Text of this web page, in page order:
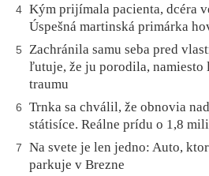
4 Kým prijímala pacienta, dcéra
Úspešná martinská primárka
5
Zachránila samu seba pred
ľutuje, že ju porodila, namiesto
traumu
6
Trnka sa chválil, že obnovia
státisíce. Reálne prídu o 1,8
7
Na svete je len jedno: Auto,
parkuje v Brezne